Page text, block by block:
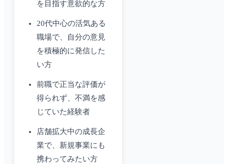
を目指す意欲的な方
20代中心の活気ある
職場で、自分の意見
を積極的に発信した
い方
前職で正当な評価が
得られず、不満を感
じていた経験者
店舗拡大中の成長企
業で、新規事業にも
携わってみたい方